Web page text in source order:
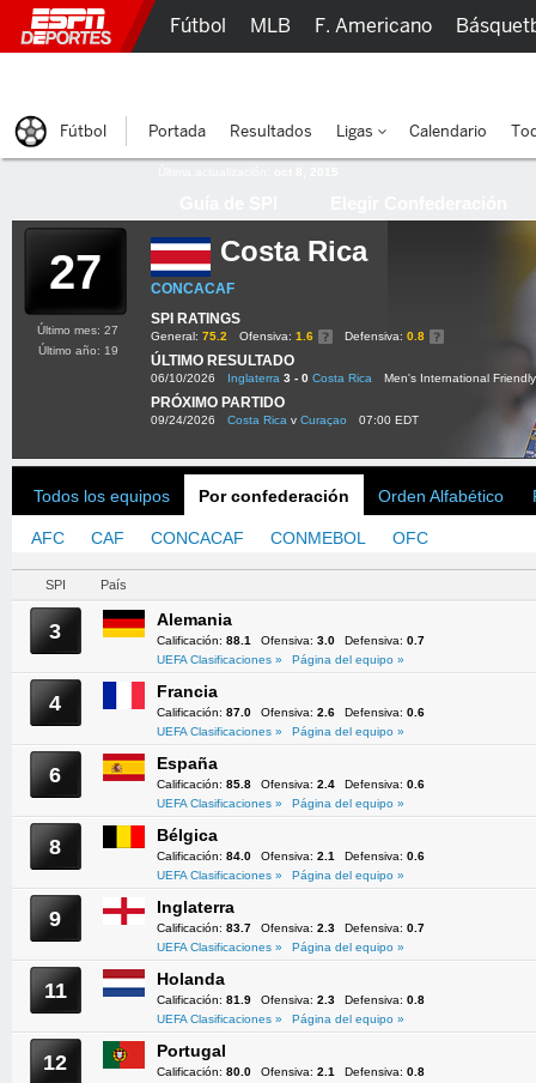
27 Costa Rica
CONCACAF
SPI RATINGS
General: 75.2 Ofensiva: 1.6 Defensiva: 0.8
ÚLTIMO RESULTADO
06/10/2026 Inglaterra 3 - 0 Costa Rica Men's International Friendly
PRÓXIMO PARTIDO
09/24/2026 Costa Rica v Curaçao 07:00 EDT
Último mes: 27
Último año: 19
Todos los equipos Por confederación Orden Alfabético
AFC CAF CONCACAF CONMEBOL OFC
SPI País
3 Alemania
Calificación: 88.1 Ofensiva: 3.0 Defensiva: 0.7
UEFA Clasificaciones »
Página del equipo »
4 Francia
Calificación: 87.0 Ofensiva: 2.6 Defensiva: 0.6
UEFA Clasificaciones »
Página del equipo »
6 España
Calificación: 85.8 Ofensiva: 2.4 Defensiva: 0.6
UEFA Clasificaciones »
Página del equipo »
8 Bélgica
Calificación: 84.0 Ofensiva: 2.1 Defensiva: 0.6
UEFA Clasificaciones »
Página del equipo »
9 Inglaterra
Calificación: 83.7 Ofensiva: 2.3 Defensiva: 0.7
UEFA Clasificaciones »
Página del equipo »
11 Holanda
Calificación: 81.9 Ofensiva: 2.3 Defensiva: 0.8
UEFA Clasificaciones »
Página del equipo »
12 Portugal
Calificación: 80.0 Ofensiva: 2.1 Defensiva: 0.8
Fútbol MLB F. Americano
Fútbol Portada Resultados Ligas Calendario